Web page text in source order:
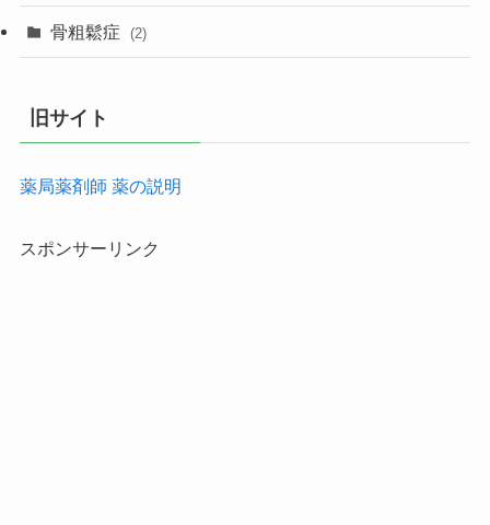
骨粗鬆症 (2)
旧サイト
薬局薬剤師 薬の説明
スポンサーリンク